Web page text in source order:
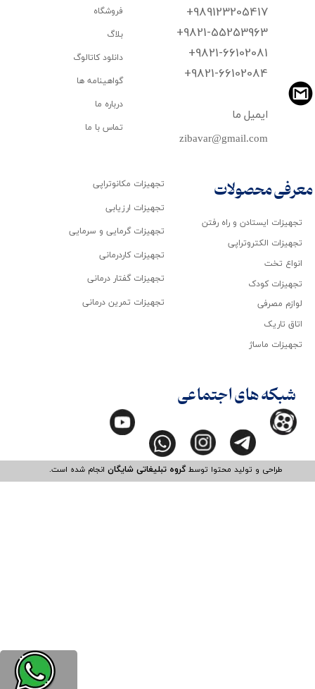
+989123205417
+9821-55253963
+9821-66102081
​​​​​​​+9821-66102084
zibavar@gmail.com
ایمیل ما
طراحی و تولید محتوا توسطگروه تبلیغاتی شایگانانجام شده است.​​​​​​​
تجهیزات ایستادن و راه رفتن
تجهیزات الکتروتراپی
انواع تخت
تجهیزات کودک
لوازم مصرفی
اتاق تاریک
تجهیزات ماساژ
فروشگاه
بلاگ
دانلود کاتالوگ
گواهینامه ها
درباره ما
تماس با ما
تجهیزات مکانوتراپی
تجهیزات ارزیابی
تجهیزات گرمایی و سرمایی
تجهیزات کاردرمانی
تجهیزات گفتار درمانی
تجهیزات تمرین درمانی
معرفی محصولات
شبکه های اجتماعی